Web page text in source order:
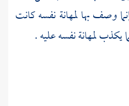
وصف بها لمهانة نفسه كانت
لمهانة نفسه عليه .